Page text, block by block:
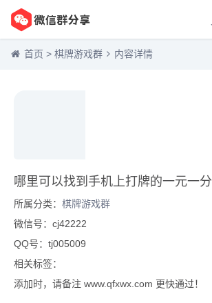
首页 > 棋牌游戏群 内容详情
哪里可以找到手机上打牌的一元一
所属分类： 棋牌游戏群
微信号：cj42222
QQ号：tj005009
相关标签：
添加时，请备注 www.qfxwx.com 更快通过！